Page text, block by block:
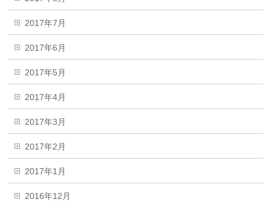
2017年7月
2017年6月
2017年5月
2017年4月
2017年3月
2017年2月
2017年1月
2016年12月